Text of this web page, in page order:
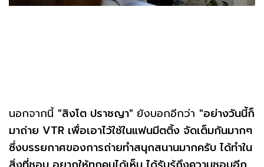
นอกจากนี้ "สิงโต ปราชญา" ยังบอกอีกว่า "อย่างวันนี้ก็
มาถ่าย VTR เพื่อเอาไว้ใช้ในแฟนมีตติ้ง จัดเต็มกันมากๆ
ซึ่งบรรยกาศของการถ่ายทำสนุกสนานมากครับ ได้ทำใน